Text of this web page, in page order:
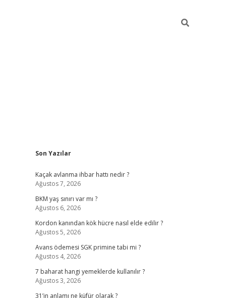
Sidebar
Son Yazılar
Kaçak avlanma ihbar hattı nedir ?
Ağustos 7, 2026
BKM yaş sınırı var mı ?
Ağustos 6, 2026
Kordon kanından kök hücre nasıl elde edilir ?
Ağustos 5, 2026
Avans ödemesi SGK primine tabi mi ?
Ağustos 4, 2026
7 baharat hangi yemeklerde kullanılır ?
Ağustos 3, 2026
31’in anlamı ne küfür olarak ?
betexper girişilbet giriş yap